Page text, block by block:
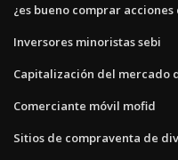
¿es bueno comprar acciones
Inversores minoristas sebi
Capitalización del mercado
Comerciante móvil mofid
Sitios de compraventa de